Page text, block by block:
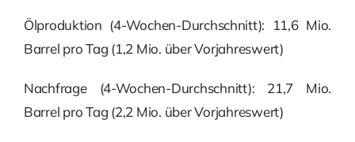
Ölproduktion (4-Wochen-Durchschnitt): 11,6 Mio.
Barrel pro Tag (1,2 Mio. über Vorjahreswert)
Nachfrage (4-Wochen-Durchschnitt): 21,7 Mio.
Barrel pro Tag (2,2 Mio. über Vorjahreswert)